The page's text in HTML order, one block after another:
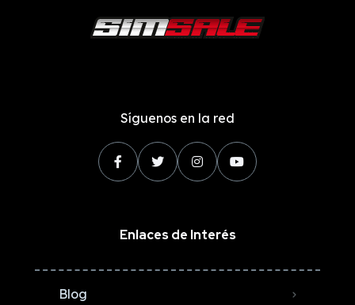
Síguenos en la red
Enlaces de Interés
Blog